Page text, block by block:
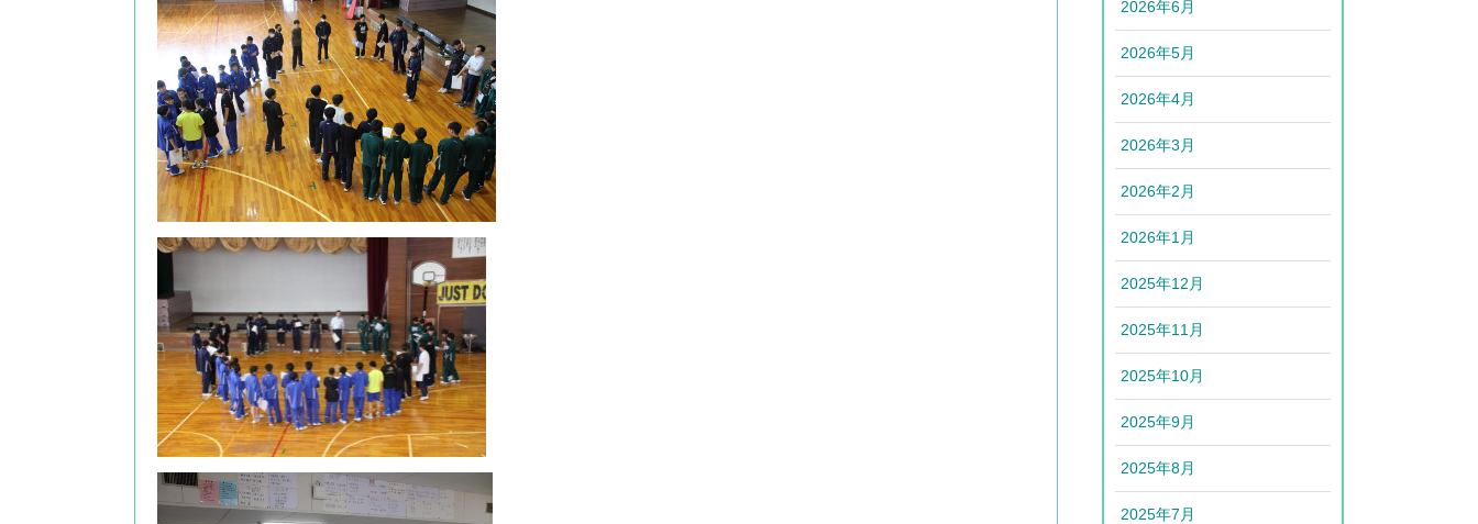
2026年6月
2026年5月
2026年4月
2026年3月
2026年2月
2026年1月
2025年12月
2025年11月
2025年10月
2025年9月
2025年8月
2025年7月